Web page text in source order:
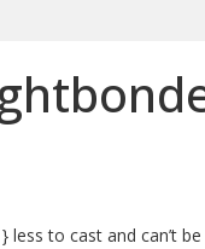
less to cast and can’t